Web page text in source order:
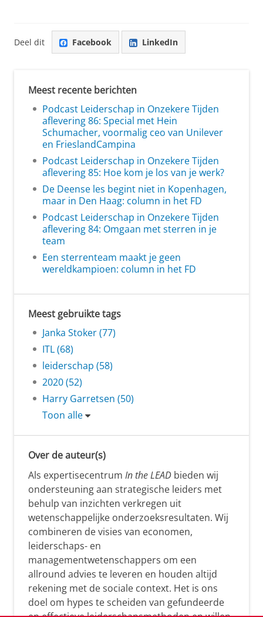
Deel dit Facebook LinkedIn
Meest recente berichten
Podcast Leiderschap in Onzekere Tijden
aflevering 86: Special met Hein
Schumacher, voormalig ceo van Unilever
en FrieslandCampina
Podcast Leiderschap in Onzekere Tijden
aflevering 85: Hoe kom je los van je werk?
De Deense les begint niet in Kopenhagen,
maar in Den Haag: column in het FD
Podcast Leiderschap in Onzekere Tijden
aflevering 84: Omgaan met sterren in je
team
Een sterrenteam maakt je geen
wereldkampioen: column in het FD
Meest gebruikte tags
Janka Stoker (77)
ITL (68)
leiderschap (58)
2020 (52)
Harry Garretsen (50)
Toon alle
Over de auteur(s)
Als expertisecentrum In the LEAD bieden wij
ondersteuning aan strategische leiders met
behulp van inzichten verkregen uit
wetenschappelijke onderzoeksresultaten. Wij
combineren de visies van economen,
leiderschaps- en
managementwetenschappers om een
allround advies te leveren en houden altijd
rekening met de sociale context. Het is ons
doel om hypes te scheiden van gefundeerde